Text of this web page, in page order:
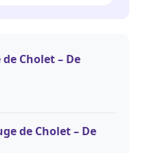
de Cholet – De
de Cholet – De